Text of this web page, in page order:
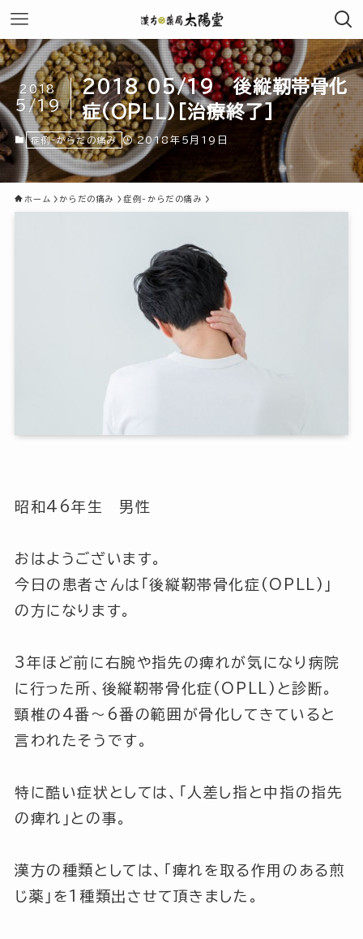
2018 05/19 後縦靭帯骨化
症(OPLL)[治療終了]
2018
5/19
症例-からだの痛み 2018年5月19日
ホーム からだの痛み 症例-からだの痛み
昭和46年生 男性
おはようございます。
今日の患者さんは「後縦靭帯骨化症(OPLL)」
の方になります。
3年ほど前に右腕や指先の痺れが気になり病院
に行った所、後縦靭帯骨化症(OPLL)と診断。
頸椎の4番～6番の範囲が骨化してきていると
言われたそうです。
特に酷い症状としては、
「人差し指と中指の指先
の痺れ」 との事。
漢方の種類としては、
「痺れを取る作用のある煎
じ薬」 を1種類出させて頂きました。